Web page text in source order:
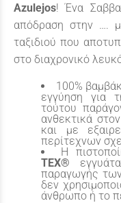
Azulejos! Ένα
απόδραση στην ….
ταξιδιού που
στο διαχρονικό
100%
εγγύηση για
τούτου
ανθεκτικά
και με
περίτεχνων
Η
TEX®
παραγωγής
δεν
άνθρωπο ή το